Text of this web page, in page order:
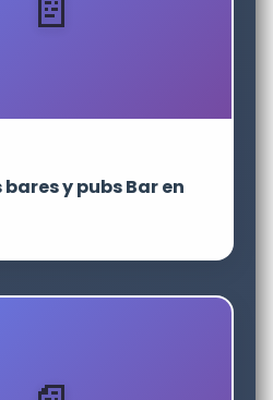
bares y pubs Bar en